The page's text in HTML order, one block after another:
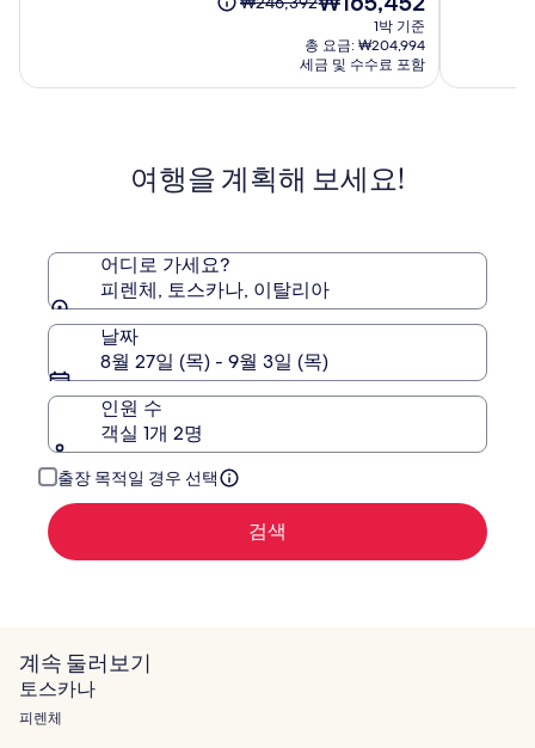
란
점,
₩246,392
이
요
금
한
자
세
한
보
를
해
주
요
금
₩165,452
1박 기준
총 요금: ₩204,994
세금 및 수수료 포함
체
점,
여행을 계획해 보세요!
어디로 가세요?
피렌체, 토스카나, 이탈리아
날짜
8월 27일 (목) - 9월 3일 (목)
인원 수
객실 1개 2명
출장 목적일 경우 선택
검색
계속 둘러보기
토스카나
피렌체